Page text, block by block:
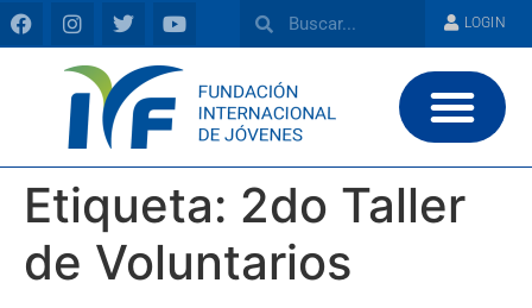
LOGIN
Etiqueta: 2do Taller
de Voluntarios